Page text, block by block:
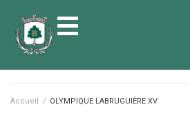
principal
Accueil / OLYMPIQUE LABRUGUIÈRE XV